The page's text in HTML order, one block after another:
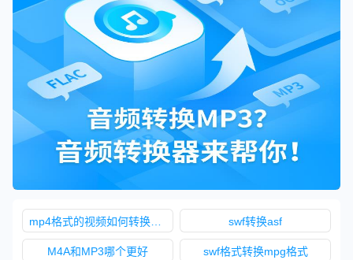
swf转换asf
M4A和MP3哪个更好 swf格式转换mpg格式